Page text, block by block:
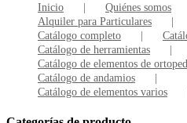
Inicio Quiénes somos
Alquiler para Particulares
Catálogo completo
Catálogo de herramientas
Catálogo de elementos de
Catálogo de andamios
Catálogo de elementos varios